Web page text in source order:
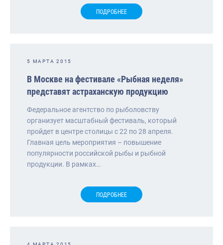
ПОДРОБНЕЕ
5 МАРТА 2015
В Москве на фестивале «Рыбная неделя»
представят астраханскую продукцию
Федеральное агентство по рыболовству
организует масштабный фестиваль, который
пройдет в центре столицы с 22 по 28 апреля.
Главная цель мероприятия – повышение
популярности российской рыбы и рыбной
продукции. В рамках…
ПОДРОБНЕЕ